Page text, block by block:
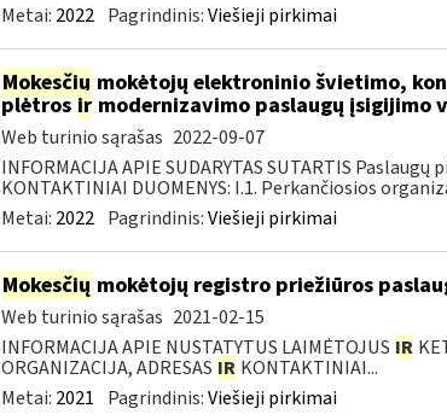
Metai: 2022 Pagrindinis:Viešieji pirkimai
Mokesčiųmokėtojų elektroninio švietimo,
plėtrosirmodernizavimo paslaugų įsigijimo
Web turinio sąrašas 2022-09-07
INFORMACIJA APIE SUDARYTAS SUTARTIS
KONTAKTINIAI DUOMENYS: I.1. Perkančiosios
Metai: 2022 Pagrindinis:Viešieji pirkimai
Mokesčių mokėtojų registro priežiūros
Web turinio sąrašas 2021-02-15
INFORMACIJA APIE NUSTATYTUS LAIMĖTOJUS IR
ORGANIZACIJA, ADRESAS IR KONTAKTINIAI...
Metai: 2021 Pagrindinis:Viešieji pirkimai